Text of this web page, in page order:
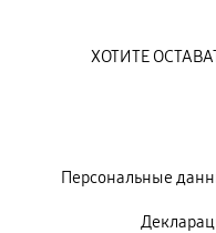
Персональные
ХОТИТЕ